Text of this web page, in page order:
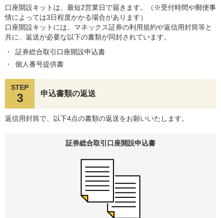
口座開設キットは、最短2営業日で届きます。（※受付時間や郵便事
情によっては3日程度かかる場合があります）
口座開設キットには、マネックス証券の利用規約や返信用封筒等と
共に、返送が必要な以下の書類が同封されています。
証券総合取引口座開設申込書
個人番号提供書
STEP
3 申込書類の返送
返信用封筒で、以下4点の書類の返送をお願いいたします。
証券総合取引口座開設申込書